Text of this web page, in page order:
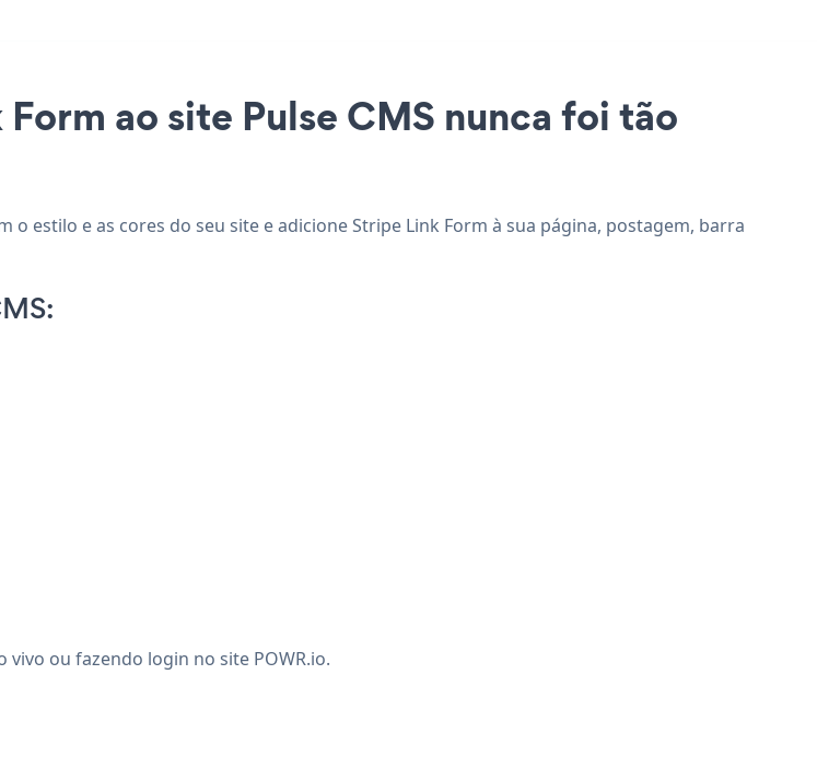
ao site Pulse CMS nunca foi tão
o estilo e as cores do seu site e adicione Stripe Link Form à sua página, postagem, barra
vivo ou fazendo login no site POWR.io.